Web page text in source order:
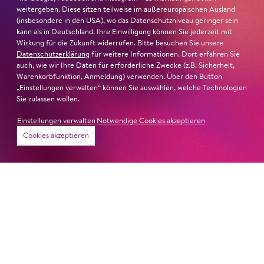
22. Juni 2026
weitergeben. Diese sitzen teilweise im außereuropäischen Ausland
(insbesondere in den USA), wo das Datenschutzniveau geringer sein
kann als in Deutschland. Ihre Einwilligung können Sie jederzeit mit
Wirkung für die Zukunft widerrufen. Bitte besuchen Sie unsere
Datenschutzerklärung für weitere Informationen. Dort erfahren Sie
auch, wie wir Ihre Daten für erforderliche Zwecke (z.B. Sicherheit,
Warenkorbfunktion, Anmeldung) verwenden. Über den Button
„Einstellungen verwalten“ können Sie auswählen, welche Technologien
Sie zulassen wollen.
Einstellungen verwalten Notwendige Cookies akzeptieren
Cookies akzeptieren